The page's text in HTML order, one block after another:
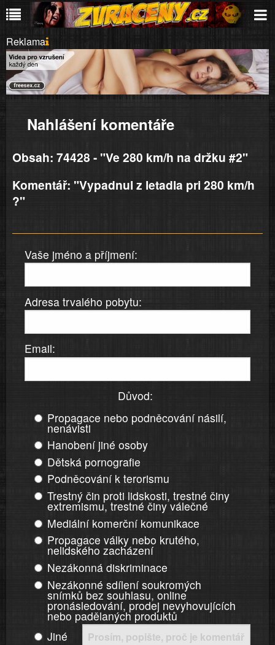
Reklama
Nahlášení komentáře
Obsah: 74428 - "Ve 280 km/h na držku #2"
Komentář: "Vypadnul z letadla pri 280 km/h
?"
Vaše jméno a příjmení:
Adresa trvalého pobytu:
Email:
Důvod:
Propagace nebo podněcování násilí,
nenávisti
Hanobení jiné osoby
Dětská pornografie
Podněcování k terorismu
Trestný čin proti lidskosti, trestné činy
extremismu, trestné činy válečné
Mediální komerční komunikace
Propagace války nebo krutého,
nelidského zacházení
Nezákonná diskriminace
Nezákonné sdílení soukromých
snímků bez souhlasu, online
pronásledování, prodej nevyhovujících
nebo padělaných produktů
Jiné